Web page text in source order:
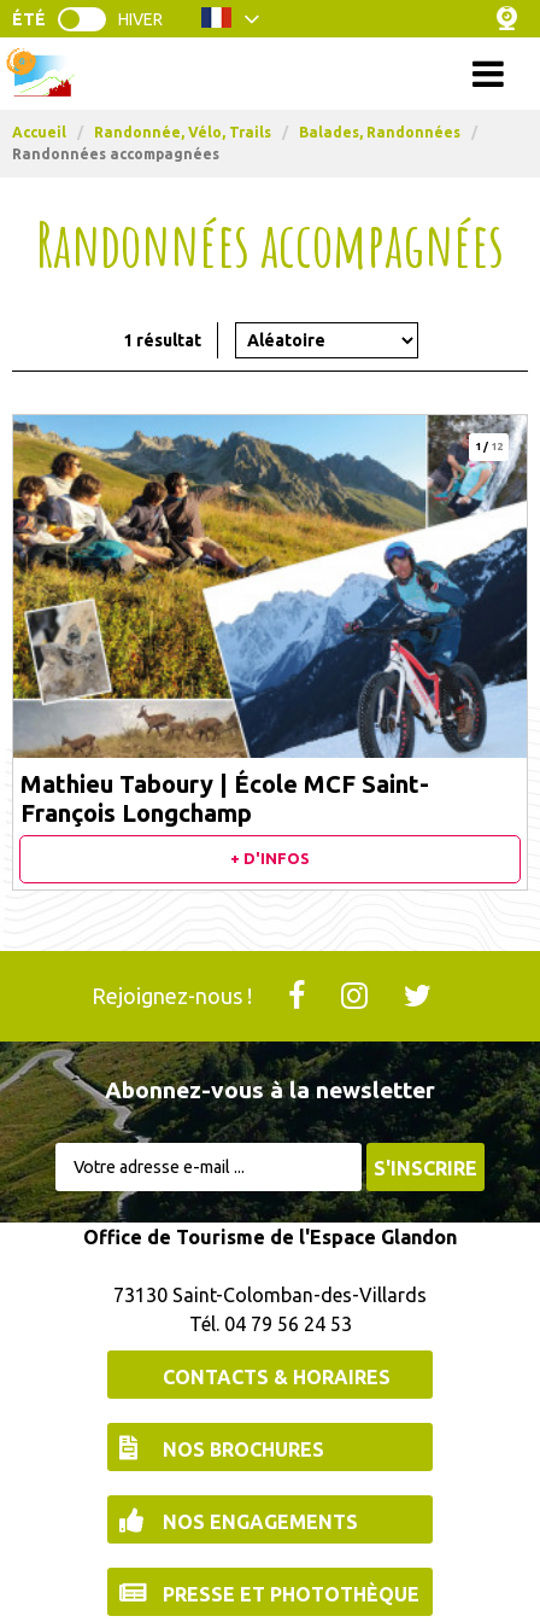
ÉTÉ HIVER
Accueil / Randonnée, Vélo, Trails / Balades, Randonnées
/
Randonnées accompagnées
Randonnées accompagnées
1 résultat
1 / 12
Mathieu Taboury | École MCF Saint-
François Longchamp
+ D'INFOS
Rejoignez-nous !
Abonnez-vous à la newsletter
Office de Tourisme de l'Espace Glandon
73130 Saint-Colomban-des-Villards
Tél. 04 79 56 24 53
CONTACTS & HORAIRES
NOS BROCHURES
NOS ENGAGEMENTS
PRESSE ET PHOTOTHÈQUE